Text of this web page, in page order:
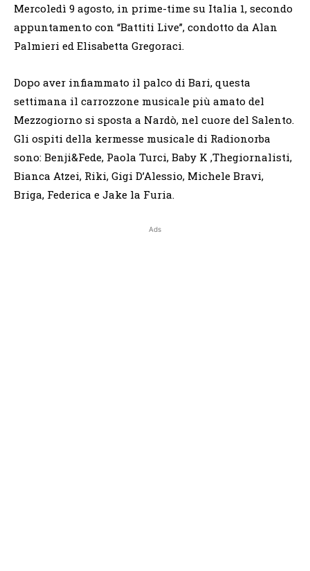
Mercoledì 9 agosto, in prime-time su Italia 1, secondo
appuntamento con “Battiti Live”, condotto da Alan
Palmieri ed Elisabetta Gregoraci.
Dopo aver infiammato il palco di Bari, questa
settimana il carrozzone musicale più amato del
Mezzogiorno si sposta a Nardò, nel cuore del Salento.
Gli ospiti della kermesse musicale di Radionorba
sono: Benji&Fede, Paola Turci, Baby K ,Thegiornalisti,
Bianca Atzei, Riki, Gigi D’Alessio, Michele Bravi,
Briga, Federica e Jake la Furia.
Ads